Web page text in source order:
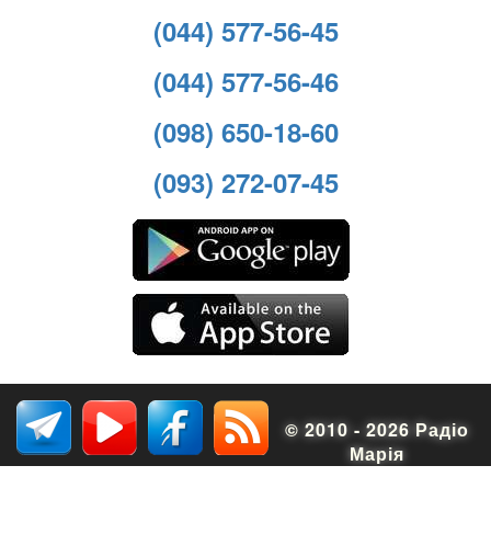
(044) 577-56-45
(044) 577-56-46
(098) 650-18-60
(093) 272-07-45
© 2010 - 2026 Радіо
Марія